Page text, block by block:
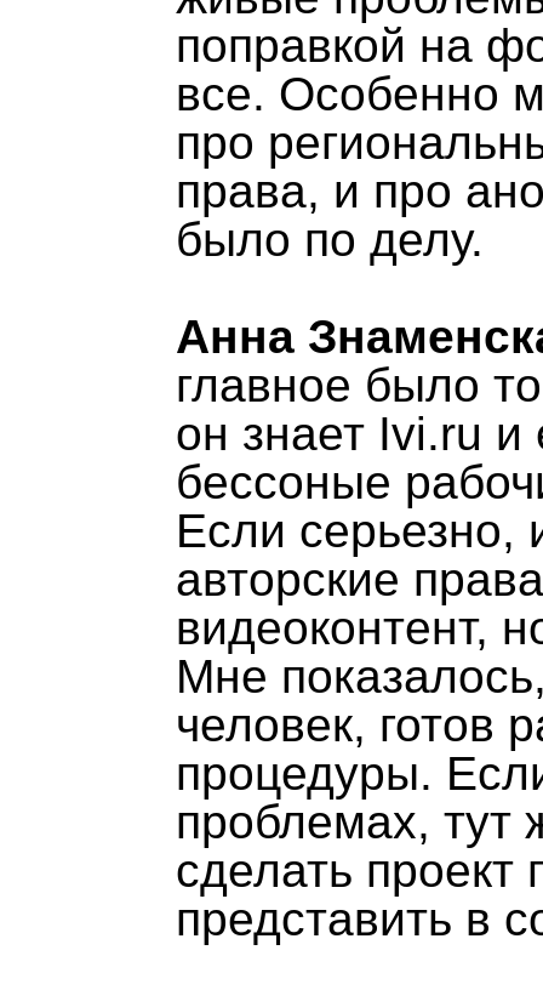
поправкой на
все. Особенно
про
права, и про
было по делу.
Анна
главное было
он знает Ivi.ru и
бессоные
Если серьезно,
авторские
видеоконтент,
Мне
человек, готов
процедуры.
проблемах, тут
сделать
представить в